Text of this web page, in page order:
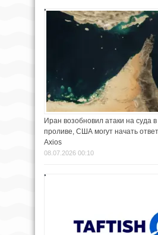
Иран возобновил атаки на суда
проливе, США могут начать
Axios
08.07.2026 00:10